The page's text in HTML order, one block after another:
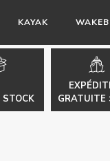
KAYAK
STOCK
GRATUITE